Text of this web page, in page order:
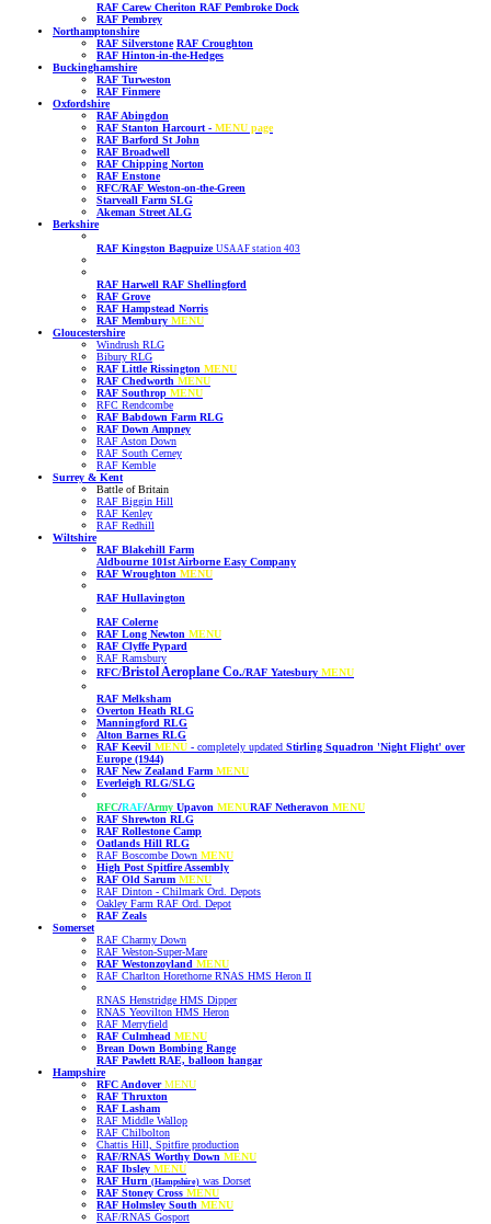
RAF Carew Cheriton RAF Pembroke Dock
RAF Pembrey
Northamptonshire
RAF Silverstone RAF Croughton
RAF Hinton-in-the-Hedges
Buckinghamshire
RAF Turweston
RAF Finmere
Oxfordshire
RAF Abingdon
RAF Stanton Harcourt - MENU page
RAF Barford St John
RAF Broadwell
RAF Chipping Norton
RAF Enstone
RFC/RAF Weston-on-the-Green
Starveall Farm SLG
Akeman Street ALG
Berkshire
RAF Kingston Bagpuize USAAF station 403
RAF Harwell RAF Shellingford
RAF Grove
RAF Hampstead Norris
RAF Membury MENU
Gloucestershire
Windrush RLG
Bibury RLG
RAF Little Rissington MENU
RAF Chedworth MENU
RAF Southrop MENU
RFC Rendcombe
RAF Babdown Farm RLG
RAF Down Ampney
RAF Aston Down
RAF South Cerney
RAF Kemble
Surrey & Kent
Battle of Britain
RAF Biggin Hill
RAF Kenley
RAF Redhill
Wiltshire
RAF Blakehill Farm
Aldbourne 101st Airborne Easy Company
RAF Wroughton MENU
RAF Hullavington
RAF Colerne
RAF Long Newton MENU
RAF Clyffe Pypard
RAF Ramsbury
RFC/Bristol Aeroplane Co./RAF Yatesbury MENU
RAF Melksham
Overton Heath RLG
Manningford RLG
Alton Barnes RLG
RAF Keevil MENU - completely updated Stirling Squadron 'Night Flight' over
Europe (1944)
RAF New Zealand Farm MENU
Everleigh RLG/SLG
RFC/RAF/Army Upavon MENURAF Netheravon MENU
RAF Shrewton RLG
RAF Rollestone Camp
Oatlands Hill RLG
RAF Boscombe Down MENU
High Post Spitfire Assembly
RAF Old Sarum MENU
RAF Dinton - Chilmark Ord. Depots
Oakley Farm RAF Ord. Depot
RAF Zeals
Somerset
RAF Charmy Down
RAF Weston-Super-Mare
RAF Westonzoyland MENU
RAF Charlton Horethorne RNAS HMS Heron II
RNAS Henstridge HMS Dipper
RNAS Yeovilton HMS Heron
RAF Merryfield
RAF Culmhead MENU
Brean Down Bombing Range
RAF Pawlett RAE, balloon hangar
Hampshire
RFC Andover MENU
RAF Thruxton
RAF Lasham
RAF Middle Wallop
RAF Chilbolton
Chattis Hill, Spitfire production
RAF/RNAS Worthy Down MENU
RAF Ibsley MENU
RAF Hurn (Hampshire) was Dorset
RAF Stoney Cross MENU
RAF Holmsley South MENU
RAF/RNAS Gosport